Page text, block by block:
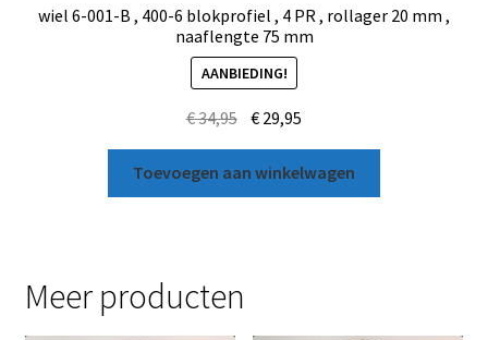
wiel 6-001-B , 400-6 blokprofiel , 4 PR , rollager 20 mm ,
naaflengte 75 mm
AANBIEDING!
€34,95 € 29,95
Toevoegen aan winkelwagen
Meer producten